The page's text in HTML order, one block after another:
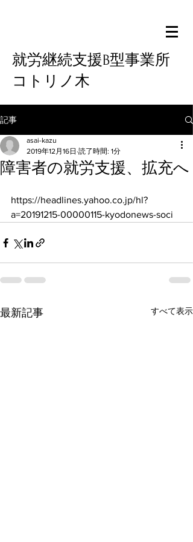
就労継続支援B型事業所
コトリノ木
記事
障害者の就労支援、拡充へ
asai-kazu
2019年12月16日 読了時間: 1分
https://headlines.yahoo.co.jp/hl?
a=20191215-00000115-kyodonews-soci
最新記事 すべて表示